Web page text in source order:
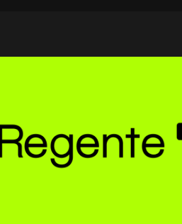
na análise e gestão de dados
geoprocessamento de alta precisão,
monitorar e planejar operações